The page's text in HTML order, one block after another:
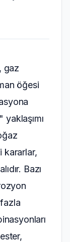
gaz
öğesi
kararlar,
Bazı